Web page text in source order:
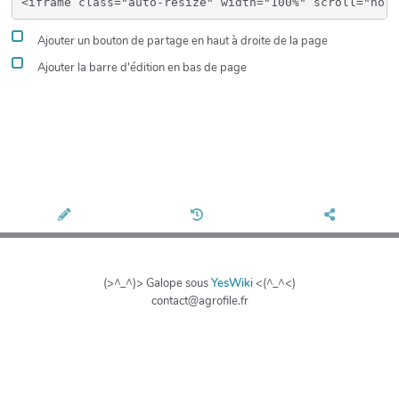
Ajouter un bouton de partage en haut à droite de la page
Ajouter la barre d'édition en bas de page
(>^_^)> Galope sousYesWiki<(^_^<)
contact@agrofile.fr